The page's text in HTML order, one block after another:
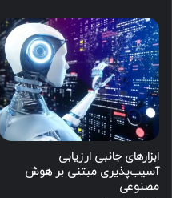
ابزارهای جانبی ارزیابی
آسیب‌پذیری مبتنی بر هوش
مصنوعی